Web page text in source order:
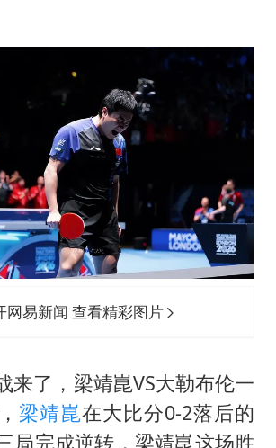
山东一元代青花杯离奇失踪
我国外贸延续良好增长态势
陈幸同晋级WTT横滨冠军赛8强
百花奖开幕式
夯实基础开新局
网易新闻 查看精彩图片
来了， 梁靖崑VS大勒布伦一
梁靖崑在大比分0-2落后的
局完成逆转，梁靖崑这场胜